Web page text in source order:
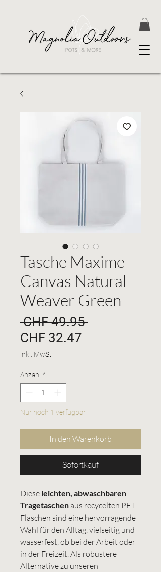
Tasche Maxime
Canvas Natural -
Weaver Green
CHF 49.95 Standardpreis
CHF 32.47
inkl. MwSt
Anzahl *
Nur noch 1 verfügbar
In den Warenkorb
Sofortkauf
Diese leichten, abwaschbaren
Tragetaschen aus recycelten PET-
Flaschen sind eine hervorragende
Wahl für den Alltag, vielseitig und
wasserfest, ob bei der Arbeit oder
in der Freizeit. Als robustere
Alternative zu unseren